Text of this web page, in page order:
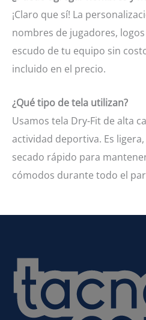
¡Claro que sí! La
nombres de jugadores,
escudo de tu equipo sin
incluido en el precio.
¿Qué tipo de tela utilizan?
Usamos tela Dry-Fit de alta
actividad deportiva. Es
secado rápido para
cómodos durante todo el